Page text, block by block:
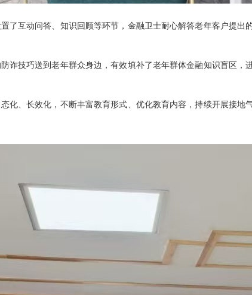
互动问答、知识回顾等环节，金融卫士耐心解答老年客户提出
技巧送到老年群众身边，有效填补了老年群体金融知识盲区，
、长效化，不断丰富教育形式、优化教育内容，持续开展接地